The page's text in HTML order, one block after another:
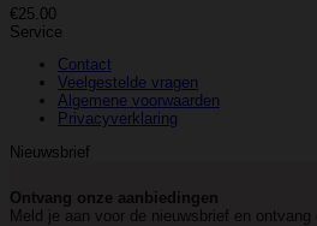
€25.00
Service
Contact
Veelgestelde vragen
Algemene voorwaarden
Privacyverklaring
Nieuwsbrief
Ontvang onze aanbiedingen
Meld je aan voor de nieuwsbrief en